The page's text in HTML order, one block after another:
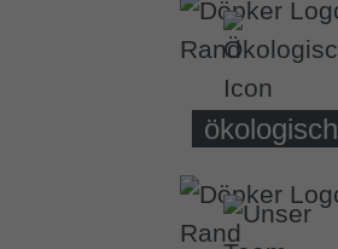
ökologisch